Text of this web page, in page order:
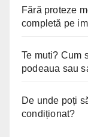
Fără proteze
completă pe
Te muti? Cum
podeaua sau
De unde poți
condiționat?